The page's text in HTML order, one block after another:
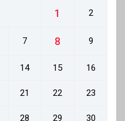
1 2
7 8 9
14 15 16
21 22 23
28 29 30